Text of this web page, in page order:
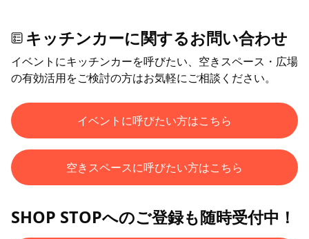
キッチンカーに関するお問い合わせ
イベントにキッチンカーを呼びたい、空きスペース・広場
の有効活用をご検討の方はお気軽にご相談ください。
イベントに呼びたい方はこちら
空きスペースに呼びたい方はこちら
SHOP STOPへのご登録も随時受付中！